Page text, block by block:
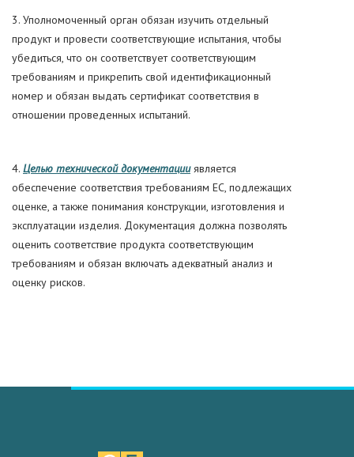
3. Уполномоченный орган обязан изучить отдельный
продукт и провести соответствующие испытания, чтобы
убедиться, что он соответствует соответствующим
требованиям и прикрепить свой идентификационный
номер и обязан выдать сертификат соответствия в
отношении проведенных испытаний.
4. Целью технической документацииявляется
обеспечение соответствия требованиям ЕС, подлежащих
оценке, а также понимания конструкции, изготовления и
эксплуатации изделия. Документация должна позволять
оценить соответствие продукта соответствующим
требованиям и обязан включать адекватный анализ и
оценку рисков.